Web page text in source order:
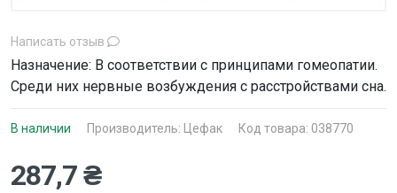
Написать отзыв
Назначение: В соответствии с принципами гомеопатии.
Среди них нервные возбуждения с расстройствами сна.
В наличии Производитель: Цефак Код товара: 038770
287,7 ₴